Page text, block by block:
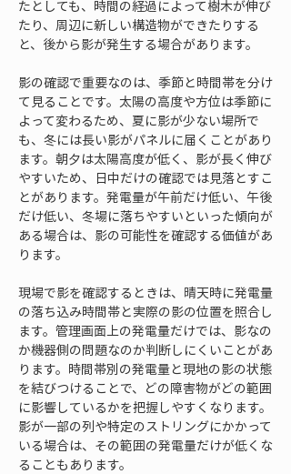
たとしても、時間の経過によって樹木が伸び
たり、周辺に新しい構造物ができたりする
と、後から影が発生する場合があります。
影の確認で重要なのは、季節と時間帯を分け
て見ることです。太陽の高度や方位は季節に
よって変わるため、夏に影が少ない場所で
も、冬には長い影がパネルに届くことがあり
ます。朝夕は太陽高度が低く、影が長く伸び
やすいため、日中だけの確認では見落とすこ
とがあります。発電量が午前だけ低い、午後
だけ低い、冬場に落ちやすいといった傾向が
ある場合は、影の可能性を確認する価値があ
ります。
現場で影を確認するときは、晴天時に発電量
の落ち込み時間帯と実際の影の位置を照合し
ます。管理画面上の発電量だけでは、影なの
か機器側の問題なのか判断しにくいことがあ
ります。時間帯別の発電量と現地の影の状態
を結びつけることで、どの障害物がどの範囲
に影響しているかを把握しやすくなります。
影が一部の列や特定のストリングにかかって
いる場合は、その範囲の発電量だけが低くな
ることもあります。